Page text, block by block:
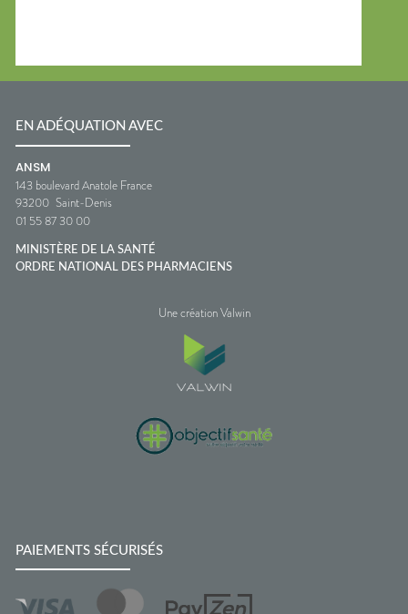
EN ADÉQUATION AVEC
ANSM
143 boulevard Anatole France
93200 Saint-Denis
01 55 87 30 00
MINISTÈRE DE LA SANTÉ
ORDRE NATIONAL DES PHARMACIENS
Une création Valwin
PAIEMENTS SÉCURISÉS